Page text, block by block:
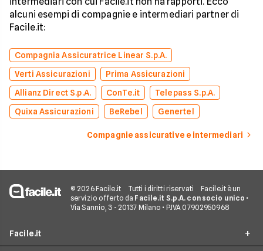
alcuni esempi di compagnie e intermediari partner di
Facile.it:
Compagnia Assicuratrice Linear S.p.A.
Verti Assicurazioni
Prima Assicurazioni
Allianz Direct S.p.A.
ConTe.it
Telepass S.p.A.
Quixa Assicurazioni
BeRebel Genertel
Compagnie assicurative e intermediari
© 2026 Facile.it Tutti i diritti riservati
Facile.it è un
servizio offerto da Facile.it S.p.A. con socio unico •
Via Sannio, 3 - 20137 Milano • P.IVA 07902950968
Facile.it